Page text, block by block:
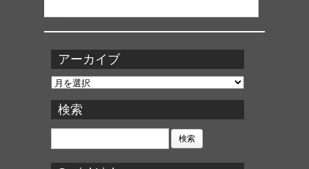
アーカイブ
ア
カ
イ
ブ
検索
検